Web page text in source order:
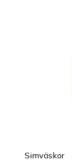
Simväskor